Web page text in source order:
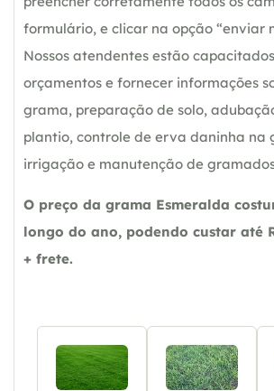
formulário, e clicar na opção “enviar
Nossos atendentes estão
orçamentos e fornecer informações
grama, preparação de solo,
plantio, controle de erva daninha na
irrigação e manutenção de
O preço da grama Esmeralda
longo do ano, podendo custar até
+ frete.